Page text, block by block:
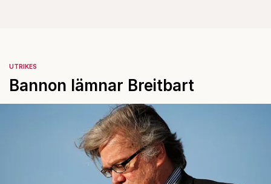
UTRIKES
Bannon lämnar Breitbart